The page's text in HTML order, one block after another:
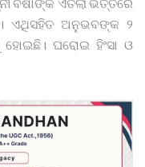
ବର୍ଷାଙ୍କ ଏତଲା ଭିତ୍ତିରେ
ଏଥିସହିତ ଅନୁଭବଙ୍କ ୨
ଘରୋଇ ହିଂସା ଓ